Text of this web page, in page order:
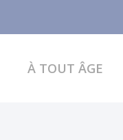
À TOUT ÂGE